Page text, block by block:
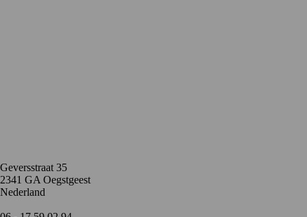
Geversstraat 35
2341 GA Oegstgeest
Nederland